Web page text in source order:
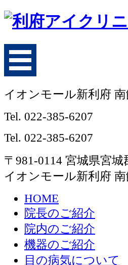
イオンモール新利府 南
Tel. 022-385-6207
Tel. 022-385-6207
〒981-0114 宮城県宮
イオンモール新利府 南
HOME
院長のご紹介
院内のご紹介
機器のご紹介
目の病気について